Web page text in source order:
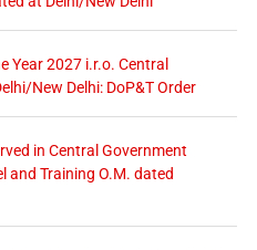
Year 2027 i.r.o. Central
New Delhi: DoP&T Order
in Central Government
and Training O.M. dated